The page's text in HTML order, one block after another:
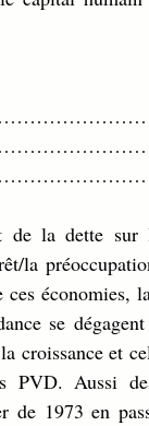
la
économies,
se
croissance et
PVD. Aussi
1973 en